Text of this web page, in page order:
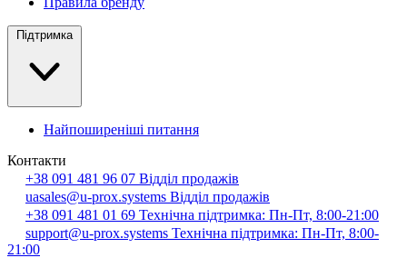
Підтримка
Найпоширеніші питання
Контакти
+38 091 481 96 07 Відділ продажів
uasales@u-prox.systems Відділ продажів
+38 091 481 01 69 Технічна підтримка: Пн-Пт, 8:00-21:00
support@u-prox.systems Технічна підтримка: Пн-Пт, 8:00-
21:00